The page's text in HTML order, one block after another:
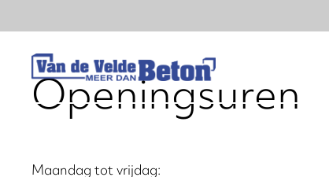
Openingsuren
Maandag tot vrijdag: